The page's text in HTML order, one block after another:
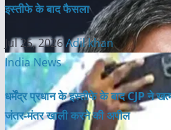
इस्तीफे के बाद फैसला
Jul 25, 2026Adil khan
India News
धर्मेंद्र प्रधान के इस्तीफे के बाद CJP ने
जंतर-मंतर खाली करने की अपील